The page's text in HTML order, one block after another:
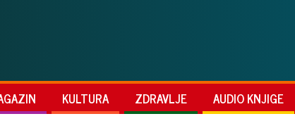
KULTURA ZDRAVLJE AUDIO KNJIGE